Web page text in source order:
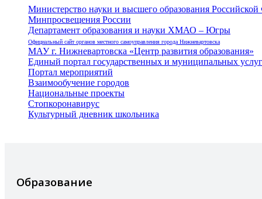
Министерство науки и высшего образования
Минпросвещения России
Департамент образования и науки ХМАО – Югры
Официальный сайт органов местного самоуправления города Нижневартовска
МАУ г. Нижневартовска «Центр развития образования»
Единый портал государственных и муниципальных услуг
Портал мероприятий
Взаимообучение городов
Национальные проекты
Стопкоронавирус
Культурный дневник школьника
Образование